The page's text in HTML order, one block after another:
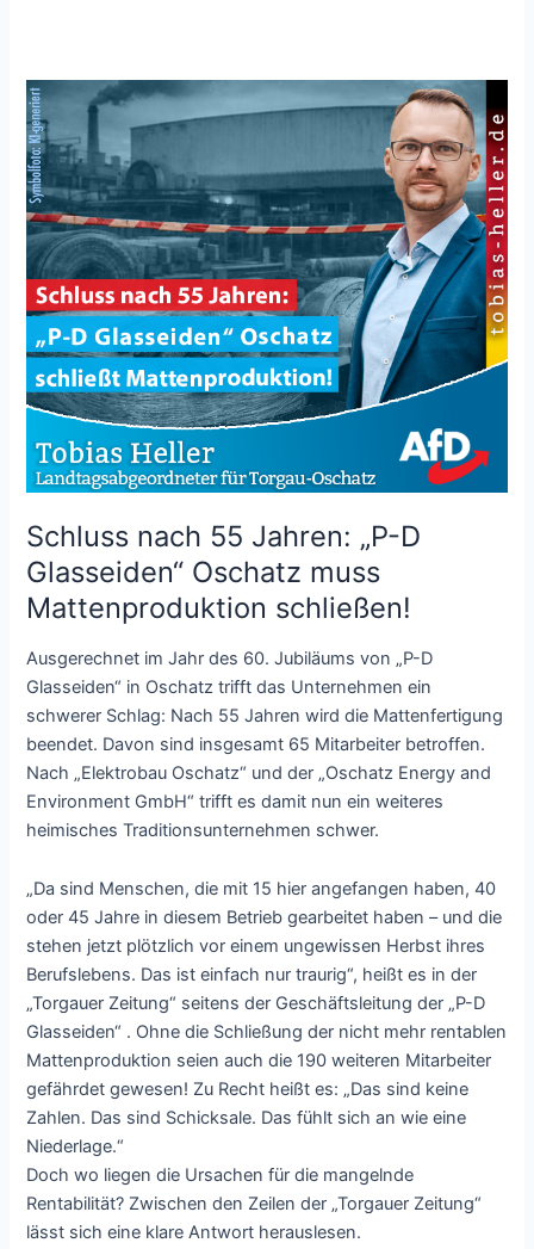
Schluss nach 55 Jahren: „P-D
Glasseiden“ Oschatz muss
Mattenproduktion schließen!
Ausgerechnet im Jahr des 60. Jubiläums von „P-D
Glasseiden“ in Oschatz trifft das Unternehmen ein
schwerer Schlag: Nach 55 Jahren wird die Mattenfertigung
beendet. Davon sind insgesamt 65 Mitarbeiter betroffen.
Nach „Elektrobau Oschatz“ und der „Oschatz Energy and
Environment GmbH“ trifft es damit nun ein weiteres
heimisches Traditionsunternehmen schwer.
„Da sind Menschen, die mit 15 hier angefangen haben, 40
oder 45 Jahre in diesem Betrieb gearbeitet haben – und die
stehen jetzt plötzlich vor einem ungewissen Herbst ihres
Berufslebens. Das ist einfach nur traurig“, heißt es in der
„Torgauer Zeitung“ seitens der Geschäftsleitung der „P-D
Glasseiden“ . Ohne die Schließung der nicht mehr rentablen
Mattenproduktion seien auch die 190 weiteren Mitarbeiter
gefährdet gewesen! Zu Recht heißt es: „Das sind keine
Zahlen. Das sind Schicksale. Das fühlt sich an wie eine
Niederlage.“
Doch wo liegen die Ursachen für die mangelnde
Rentabilität? Zwischen den Zeilen der „Torgauer Zeitung“
lässt sich eine klare Antwort herauslesen.